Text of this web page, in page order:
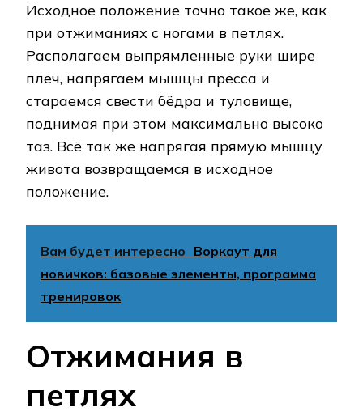
Исходное положение точно такое же, как
при отжиманиях с ногами в петлях.
Располагаем выпрямленные руки шире
плеч, напрягаем мышцы пресса и
стараемся свести бёдра и туловище,
поднимая при этом максимально высоко
таз. Всё так же напрягая прямую мышцу
живота возвращаемся в исходное
положение.
Вам будет интересно Воркаут для
новичков: базовые элементы, программа
тренировок
Отжимания в
петлях